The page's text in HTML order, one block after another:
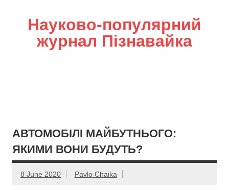
Науково-популярний
журнал Пізнавайка
АВТОМОБІЛІ МАЙБУТНЬОГО:
ЯКИМИ ВОНИ БУДУТЬ?
8 June 2020 Pavlo Chaika